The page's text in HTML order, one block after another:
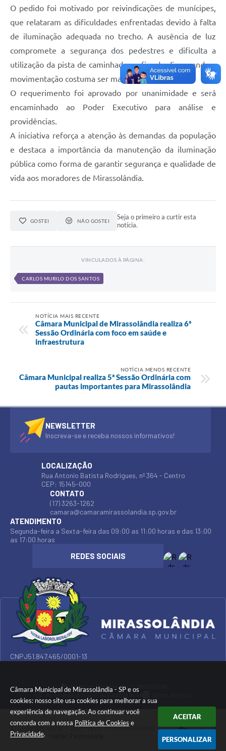
Câmara Municipal de Mirassolândia - SP e os
cookies: nosso site usa cookies para melhorar a sua
experiência de navegação. Ao continuar você
concorda com a nossa Política de Cookies e
Privacidade.
ACEITAR
PERSONALIZAR
O pedido foi motivado por reivindicações de munícipes,
que relataram as dificuldades enfrentadas devido à falta
de iluminação adequada no trecho. A ausência de luz
compromete a segurança dos pedestres e dificulta a
utilização da pista de caminhada no fim do dia, quando a
movimentação costuma ser maior.
O requerimento foi aprovado por unanimidade e será
encaminhado ao Poder Executivo para análise e
providências.
A iniciativa reforça a atenção às demandas da população
e destaca a importância da manutenção da iluminação
pública como forma de garantir segurança e qualidade de
vida aos moradores de Mirassolândia.
GOSTEI NÃO GOSTEI
Seja o primeiro a curtir esta
notícia.
VINCULADOS À PÁGINA:
CARLOS MURILO DOS SANTOS
NOTÍCIA MAIS RECENTE
Câmara Municipal de Mirassolândia realiza 6ª
Sessão Ordinária com foco em saúde e
infraestrutura
NOTÍCIA MENOS RECENTE
Câmara Municipal realiza 5ª Sessão Ordinária com
pautas importantes para Mirassolândia
NEWSLETTER
Inscreva-se e receba nossos informativos!
LOCALIZAÇÃO
Rua Antonio Batista Rodrigues, nº 364 - Centro
CEP: 15145-000
CONTATO
(17) 3263-1262
camara@camaramirassolandia.sp.gov.br
ATENDIMENTO
Segunda-feira a Sexta-feira das 09:00 as 11:00 horas e das 13:00
as 17:00 horas
CNPJ51.847.465/0001-13
Versão do Sistema:3.5.3 - 19/06/2026
Portal atualizado em:
© Copyright Instar - 2006-2026. Todos os direitos
reservados -